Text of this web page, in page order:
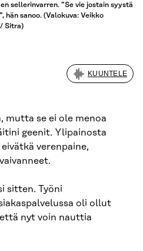
sellerinvarren. ”Se vie jostain syystä
hän sanoo. (Valokuva: Veikko
Sitra)
KUUNTELE
mutta se ei ole menoa
geenit. Ylipainosta
verenpaine,
sitten. Työni
oli ollut
nyt voin nauttia